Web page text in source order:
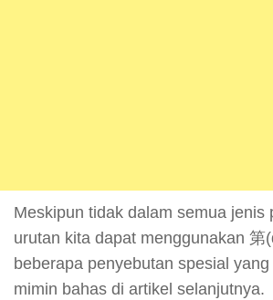
Meskipun tidak dalam semua jenis
urutan kita dapat menggunakan 第
beberapa penyebutan spesial
mimin bahas di artikel selanjutnya.